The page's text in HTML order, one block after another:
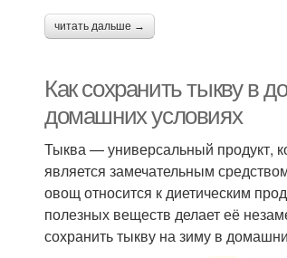
читать дальше →
Как сохранить тыкву в
домашних условиях
Тыква — универсальный продукт,
является замечательным
овощ относится к диетическим
полезных веществ делает её
сохранить тыкву на зиму в